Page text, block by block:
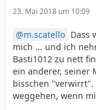
23. Mai 2018 um 10:09
m.scatello Dass
mich ... und ich
Basti1012 zu nett
ein anderer, seiner
bisschen
weggehen, wenn